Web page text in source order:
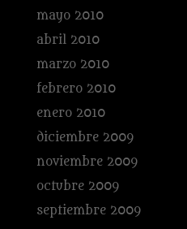
mayo 2010
abril 2010
marzo 2010
febrero 2010
enero 2010
diciembre 2009
noviembre 2009
octubre 2009
septiembre 2009